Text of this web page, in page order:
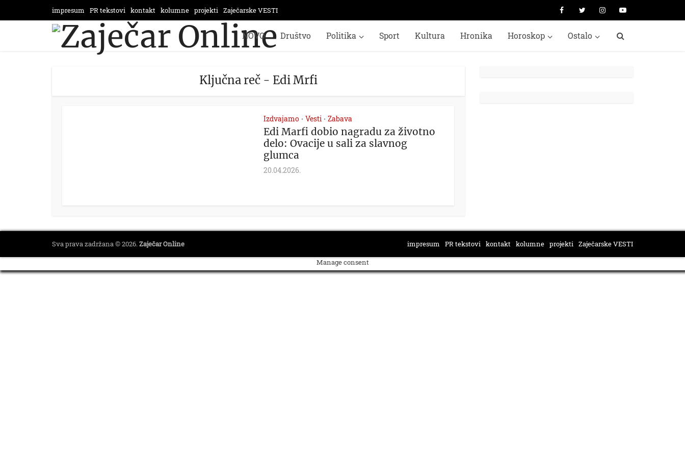
impresum PR tekstovi kontakt kolumne projekti Zaječarske VESTI
NOVO Društvo Politika Sport Kultura Hronika Horoskop Ostalo
Ključna reč - Edi Mrfi
Izdvajamo • Vesti • Zabava
Edi Marfi dobio nagradu za životno
delo: Ovacije u sali za slavnog
glumca
20.04.2026.
Sva prava zadržana © 2026.Zaječar Online impresum PR tekstovi kontakt kolumne projekti Zaječarske VESTI
Manage consent